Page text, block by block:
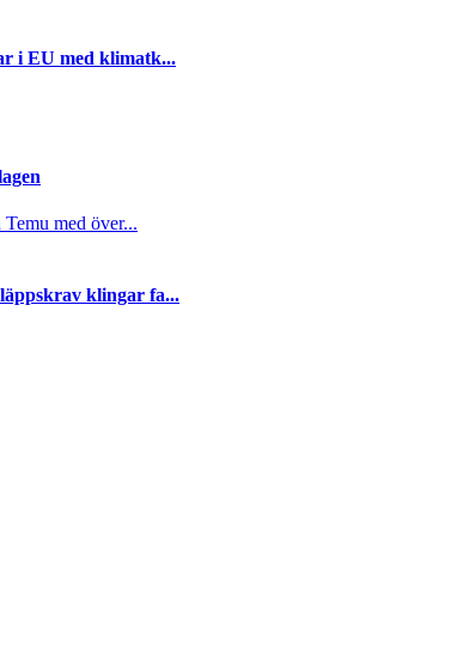
i EU med klimatk...
med över...
klingar fa...